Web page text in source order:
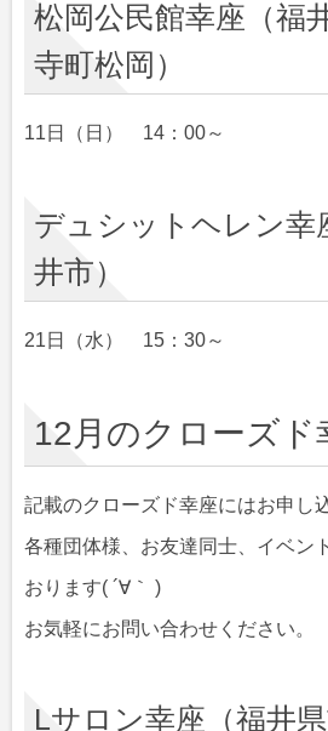
松岡公民館幸座（福
寺町松岡）
11日（日） 14：00～
デュシットヘレン幸
井市）
21日（水） 15：30～
12月のクローズド
記載のクローズド幸座にはお申し
各種団体様、お友達同士、イベン
おります( ´∀｀ )
お気軽にお問い合わせください。
Lサロン幸座（福井